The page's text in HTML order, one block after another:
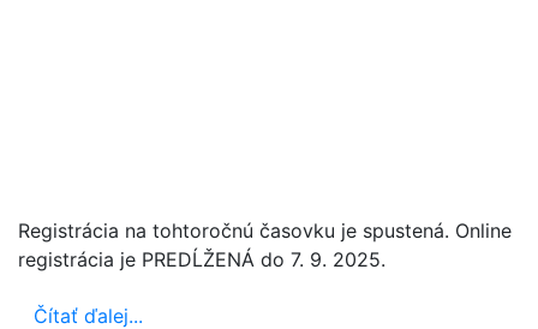
Registrácia na tohtoročnú časovku je spustená. Online
registrácia je PREDĹŽENÁ do 7. 9. 2025.
Čítať ďalej...